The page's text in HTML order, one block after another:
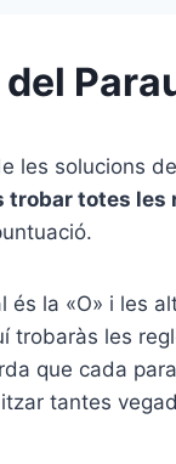
les solucions
trobar totes les
és la «O» i les
trobaràs les
que cada
tantes